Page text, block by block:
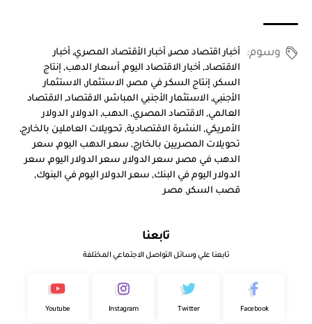
وسوم: أخبار اقتصاد مصر,أخبار الأقتصاد المصري ,أخبار
الاقتصاد,أخبار الاقتصاد اليوم,أسعار الدهب,إنتاج
السكر,إنتاج السكر في مصر,الاستثمار,الاستثمار
الأجنبي, الاستثمار الأجنبي المباشر,الاقتصاد,الاقتصاد
العالمي, الاقتصاد المصري,الدهب,الدولار,الدولار
الأمريكي, النشرة الاقتصادية,تحويلات العاملين بالخارج,
تحويلات المصريين بالخارج,سعر الدهب اليوم,سعر
الدهب في مصر,سعر الدولار,سعر الدولار اليوم,سعر
الدولار اليوم في البنك,سعر الدولار اليوم في البنوك,
قصب السكر,مصر
تابعنا
تابعنا علي وسائل التواصل الاجتماعي المختلفة
Facebook
Twitter
Instagram
Youtube